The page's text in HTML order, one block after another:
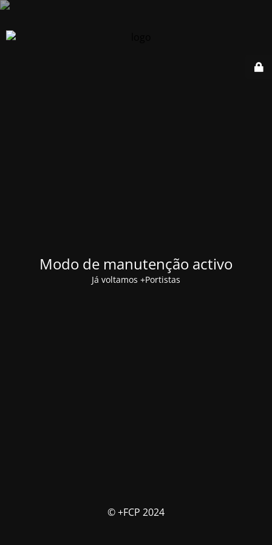
Modo de manutenção activo
Já voltamos +Portistas
© +FCP 2024